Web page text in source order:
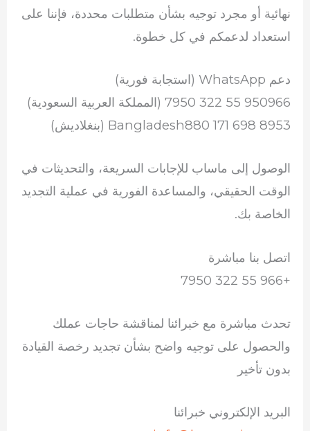
نهائية أو مجرد توجيه بشأن متطلبات محددة، فإننا على
استعداد لدعمكم في كل خطوة.
دعم WhatsApp (استجابة فورية)
950966 55 322 7950 (المملكة العربية السعودية)
Bangladesh880 171 698 8953 (بنغلاديش)
الوصول إلى ماساب للإجابات السريعة، والتحديثات في
الوقت الحقيقي، والمساعدة الفورية في عملية التجديد
الخاصة بك.
اتصل بنا مباشرة
+966 55 322 7950
تحدث مباشرة مع خبرائنا لمناقشة حاجات عملك
والحصول على توجيه واضح بشأن تجديد رخصة القيادة
بدون تأخير
البريد الإلكتروني خبرائنا